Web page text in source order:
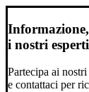
i nostri
Partecipa ai
e contattaci per